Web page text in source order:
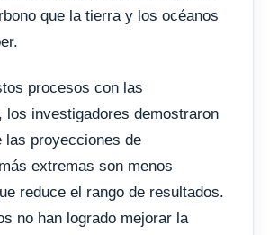
que la tierra y los océanos
procesos con las
los investigadores demostraron
las proyecciones de
extremas son menos
reduce el rango de resultados.
no han logrado mejorar la